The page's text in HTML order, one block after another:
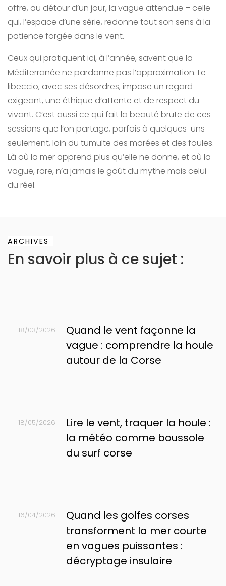
offre, au détour d’un jour, la vague attendue – celle
qui, l’espace d’une série, redonne tout son sens à la
patience forgée dans le vent.
Ceux qui pratiquent ici, à l’année, savent que la
Méditerranée ne pardonne pas l’approximation. Le
libeccio, avec ses désordres, impose un regard
exigeant, une éthique d’attente et de respect du
vivant. C’est aussi ce qui fait la beauté brute de ces
sessions que l’on partage, parfois à quelques-uns
seulement, loin du tumulte des marées et des foules.
Là où la mer apprend plus qu’elle ne donne, et où la
vague, rare, n’a jamais le goût du mythe mais celui
du réel.
ARCHIVES
En savoir plus à ce sujet :
18/03/2026
Quand le vent façonne la
vague : comprendre la houle
autour de la Corse
18/05/2026
Lire le vent, traquer la houle :
la météo comme boussole
du surf corse
16/04/2026
Quand les golfes corses
transforment la mer courte
en vagues puissantes :
décryptage insulaire